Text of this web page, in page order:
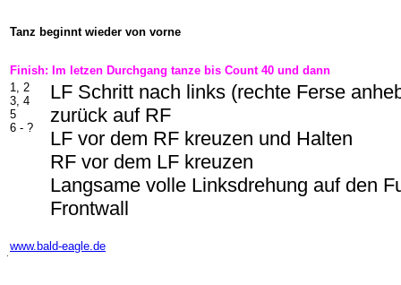
Tanz beginnt wieder von vorne
Finish: Im letzen Durchgang tanze bis Count 40 und dann
1, 2
3, 4
5
6 - ?
LF Schritt nach links (rechte Ferse
zurück auf RF
LF vor dem RF kreuzen und Halten
RF vor dem LF kreuzen
Langsame volle Linksdrehung auf den
Frontwall
www.bald-eagle.de